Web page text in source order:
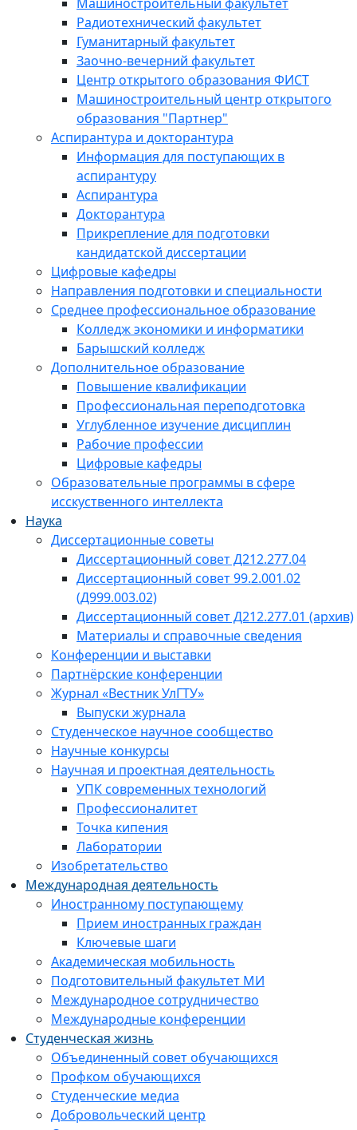
Радиотехнический факультет
Гуманитарный факультет
Заочно-вечерний факультет
Центр открытого образования ФИСТ
Машиностроительный центр открытого
образования "Партнер"
Аспирантура и докторантура
Информация для поступающих в
аспирантуру
Аспирантура
Докторантура
Прикрепление для подготовки
кандидатской диссертации
Цифровые кафедры
Направления подготовки и специальности
Среднее профессиональное образование
Колледж экономики и информатики
Барышский колледж
Дополнительное образование
Повышение квалификации
Профессиональная переподготовка
Углубленное изучение дисциплин
Рабочие профессии
Цифровые кафедры
Образовательные программы в сфере
исскуственного интеллекта
Наука
Диссертационные советы
Диссертационный совет Д212.277.04
Диссертационный совет 99.2.001.02
(Д999.003.02)
Диссертационный совет Д212.277.01 (архив)
Материалы и справочные сведения
Конференции и выставки
Партнёрские конференции
Журнал «Вестник УлГТУ»
Выпуски журнала
Студенческое научное сообщество
Научные конкурсы
Научная и проектная деятельность
УПК современных технологий
Профессионалитет
Точка кипения
Лаборатории
Изобретательство
Международная деятельность
Иностранному поступающему
Прием иностранных граждан
Ключевые шаги
Академическая мобильность
Подготовительный факультет МИ
Международное сотрудничество
Международные конференции
Студенческая жизнь
Объединенный совет обучающихся
Профком обучающихся
Студенческие медиа
Добровольческий центр